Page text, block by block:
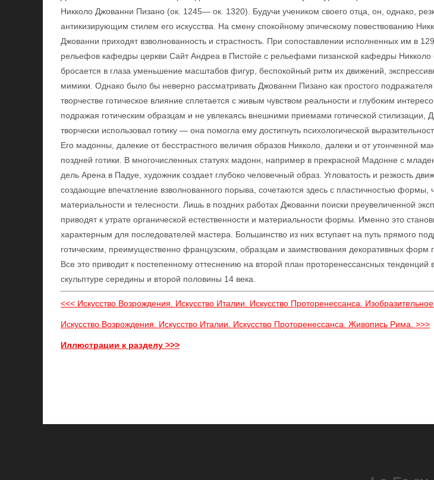
Никколо Джованни Пизано (ок. 1245— ок. 1320). Будучи учеником своего отца, он, однако,
антикизирующим стилем его искусства. На смену спокойному эпическому повествованию
Джованни приходят взволнованность и страстность. При сопоставлении исполненных им в
рельефов кафедры церкви Сайт Андреа в Пистойе с рельефами пизанской кафедры Никколо
бросается в глаза уменьшение масштабов фигур, беспокойный ритм их движений,
мимики. Однако было бы неверно рассматривать Джованни Пизано как простого подражателя
творчестве готическое влияние сплетается с живым чувством реальности и глубоким
подражая готическим образцам и не увлекаясь внешними приемами готической стилизации,
творчески использовал готику — она помогла ему достигнуть психологической
Его мадонны, далекие от бесстрастного величия образов Никколо, далеки и от утонченной
поздней готики. В многочисленных статуях мадонн, например в прекрасной Мадонне с
дель Арена в Падуе, художник создает глубоко человечный образ. Угловатость и резкость
создающие впечатление взволнованного порыва, сочетаются здесь с пластичностью формы,
материальности и телесности. Лишь в поздних работах Джованни поиски преувеличенной
приводят к утрате органической естественности и материальности формы. Именно это
характерным для последователей мастера. Большинство из них вступает на путь прямого
готическим, преимущественно французским, образцам и заимствования декоративных форм
Все это приводит к постепенному оттеснению на второй план проторенессансных тенденций
скульптуре середины и второй половины 14 века.
<<< Искусство Возрождения. Искусство Италии. Искусство Проторенессанса. Изобразительное
Искусство Возрождения. Искусство Италии. Искусство Проторенессанса. Живопись Рима. >>>
Иллюстрации к разделу >>>